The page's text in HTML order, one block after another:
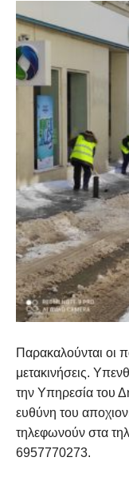
Παρακαλούνται οι
μετακινήσεις.
την Υπηρεσία του
ευθύνη του
τηλεφωνούν στα
6957770273.